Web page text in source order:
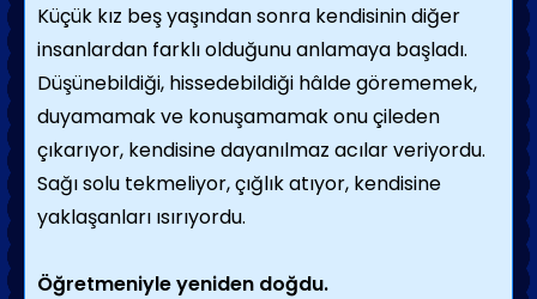
Küçük kız beş yaşından sonra kendisinin diğer
insanlardan farklı olduğunu anlamaya başladı.
Düşünebildiği, hissedebildiği hâlde görememek,
duyamamak ve konuşamamak onu çileden
çıkarıyor, kendisine dayanılmaz acılar veriyordu.
Sağı solu tekmeliyor, çığlık atıyor, kendisine
yaklaşanları ısırıyordu.
Öğretmeniyle yeniden doğdu.